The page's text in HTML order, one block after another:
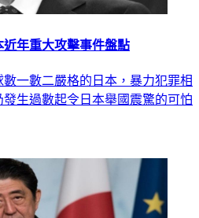
年重大攻擊事件盤點
一數二嚴格的日本，暴力犯罪相
生過數起令日本舉國震驚的可怕